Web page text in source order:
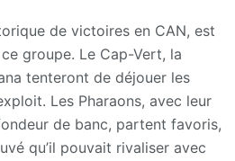
de victoires en CAN, est
groupe. Le Cap-Vert, la
tenteront de déjouer les
Les Pharaons, avec leur
de banc, partent favoris,
qu’il pouvait rivaliser avec